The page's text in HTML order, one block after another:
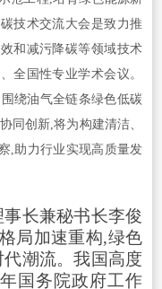
技术交流大会是致力推
和减污降碳等领域技术
全国性专业学术会议。
绕油气全链条绿色低碳
同创新,将为构建清洁、
,助力行业实现高质量发
长兼秘书长李俊
局加速重构,绿色
潮流。我国高度
国务院政府工作